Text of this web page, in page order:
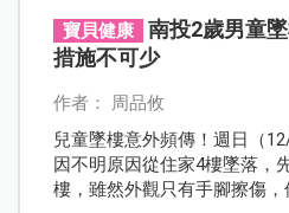
為防護與逃生之間的矛盾，
該優先防墜？還是該確保逃
真正守護孩子的安全？
寶貝健康
南投2歲男童
措施不可少
作者： 周品攸
兒童墜樓意外頻傳！週日（
因不明原因從住家4樓墜落，
樓，雖然外觀只有手腳擦傷，